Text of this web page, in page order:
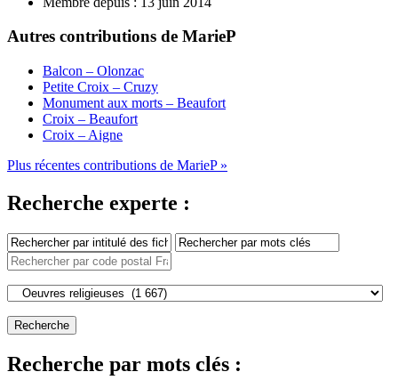
Autres contributions de MarieP
Balcon – Olonzac
Petite Croix – Cruzy
Monument aux morts – Beaufort
Croix – Beaufort
Croix – Aigne
Plus récentes contributions de MarieP »
Recherche experte :
Recherche par mots clés :